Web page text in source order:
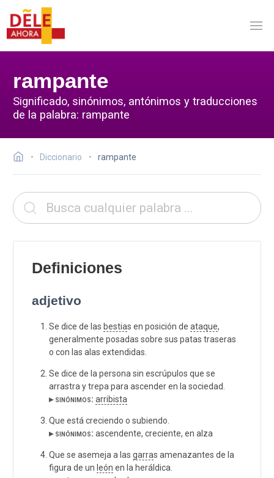
rampante
Significado, sinónimos, antónimos y traducciones
de la palabra: rampante
Diccionario rampante
Definiciones
adjetivo
Se dice de las bestias en posición de ataque,
generalmente posadas sobre sus patas traseras
o con las alas extendidas.
Se dice de la persona sin escrúpulos que se
arrastra y trepa para ascender en la sociedad.
▸ sinónimos: arribista
Que está creciendo o subiendo.
▸ sinónimos: ascendente, creciente, en alza
Que se asemeja a las garras amenazantes de la
figura de un león en la heráldica.